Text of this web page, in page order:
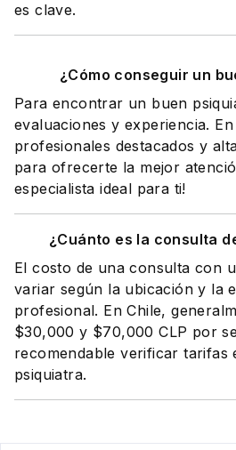
es clave.
¿Cómo conseguir un
Para encontrar un buen
evaluaciones y experiencia.
profesionales destacados y
para ofrecerte la mejor
especialista ideal para ti!
¿Cuánto es la consulta
El costo de una consulta con
variar según la ubicación y la
profesional. En Chile,
$30,000 y $70,000 CLP por
recomendable verificar tarifas
psiquiatra.